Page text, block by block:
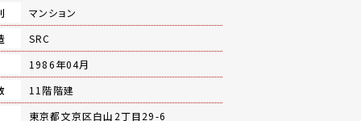
マンション
SRC
1986年04月
11階階建
東京都文京区白山2丁目29-6